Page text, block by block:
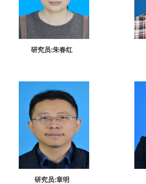
研究员:朱春红
研究员:章明